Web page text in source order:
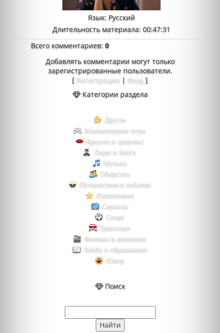
Язык: Русский
Длительность материала: 00:47:31
Всего комментариев:0
Добавлять комментарии могут только
зарегистрированные пользователи.
[ Регистрация | Вход ]
Категории раздела
Другое
Компьютерные игры
Красота и здоровье
Люди и блоги
Музыка
Общество
Путешествия и события
Развлечения
Сериалы
Спорт
Транспорт
Фильмы и анимация
Хобби и образование
Юмор
Поиск